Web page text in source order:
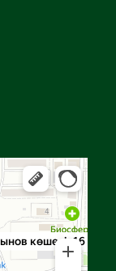
іздеу